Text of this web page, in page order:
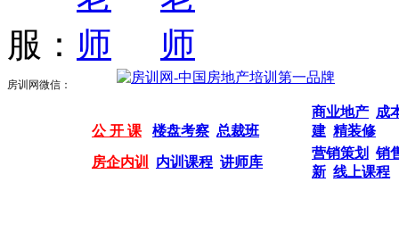
服：
房训网微信：
公 开 课 楼盘考察 总裁班
商业地产 成
建 精装修
房企内训 内训课程 讲师库
营销策划
销
新 线上课程